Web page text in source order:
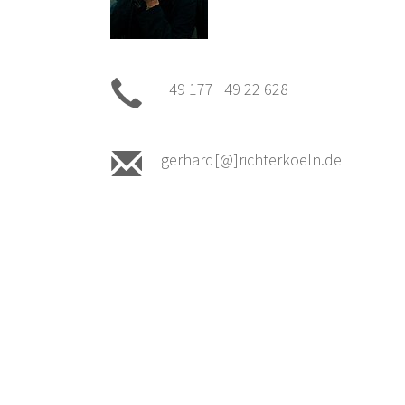
+49 177 49 22 628
gerhard[@]richterkoeln.de